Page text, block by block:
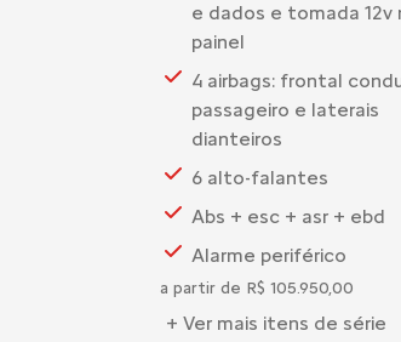
e dados e tomada 12v
painel
4 airbags: frontal
passageiro e laterais
dianteiros
6 alto-falantes
Abs + esc + asr + ebd
Alarme periférico
a partir de R$ 105.950,00
+ Ver mais itens de série